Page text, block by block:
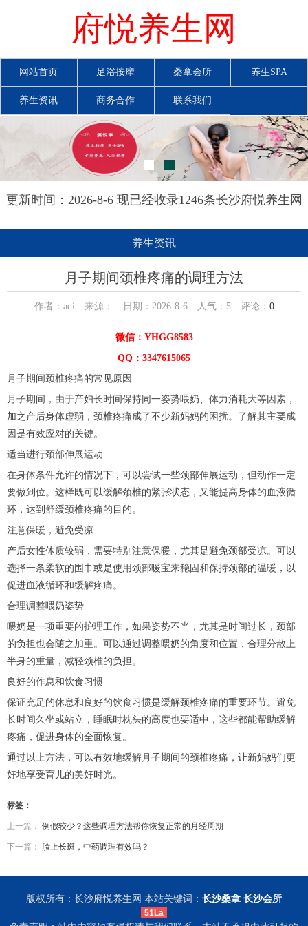
府悦养生网
网站首页 足浴按摩 桑拿会所 养生SPA
养生资讯 商务合作 联系我们
更新时间：2026-8-6 现已经收录1246条长沙府悦养生网
养生资讯
月子期间颈椎疼痛的调理方法
作者：aqi 来源： 日期：2026-8-6 人气： 5评论： 0
微信：YHGG8583
QQ：3347615065
月子期间颈椎疼痛的常见原因
月子期间，由于产妇长时间保持同一姿势喂奶、体力消耗大等因素，
加之产后身体虚弱，颈椎疼痛成了不少新妈妈的困扰。了解其主要成
因是有效应对的关键。
适当进行颈部伸展运动
在身体条件允许的情况下，可以尝试一些颈部伸展运动，但动作一定
要做到位。这样既可以缓解颈椎的紧张状态，又能提高身体的血液循
环，达到舒缓颈椎疼痛的目的。
注意保暖，避免受凉
产后女性体质较弱，需要特别注意保暖，尤其是避免颈部受凉。可以
选择一条柔软的围巾或是使用颈部暖宝来稳固和保持颈部的温暖，以
促进血液循环和缓解疼痛。
合理调整喂奶姿势
喂奶是一项重要的护理工作，如果姿势不当，尤其是时间过长，颈部
的负担也会随之加重。可以通过调整喂奶的角度和位置，合理分散上
半身的重量，减轻颈椎的负担。
良好的作息和饮食习惯
保证充足的休息和良好的饮食习惯是缓解颈椎疼痛的重要环节。避免
长时间久坐或站立，睡眠时枕头的高度也要适中，这些都能帮助缓解
疼痛，促进身体的全面恢复。
通过以上方法，可以有效地缓解月子期间的颈椎疼痛，让新妈妈们更
好地享受育儿的美好时光。
标签：
上一篇： 例假较少？这些调理方法帮你恢复正常的月经周期
下一篇： 脸上长斑，中药调理有效吗？
版权所有：长沙府悦养生网 本站关键词： 长沙桑拿 长沙会所
51La